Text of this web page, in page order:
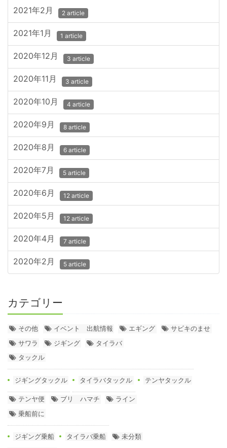
2021年2月 2 article
2021年1月 1 article
2020年12月 3 article
2020年11月 3 article
2020年10月 4 article
2020年9月 8 article
2020年8月 6 article
2020年7月 5 article
2020年6月 12 article
2020年5月 12 article
2020年4月 7 article
2020年2月 5 article
カテゴリー
その他 イベント 出航情報 エギング
サビキのませ
サワラ
ジギング
タイラバ
タックル
ジギングタックル タイラバタックル テンヤタックル
テンヤ便 ブリ ハマチ
ライン
乗船前に
ジギング乗船 タイラバ乗船 未分類